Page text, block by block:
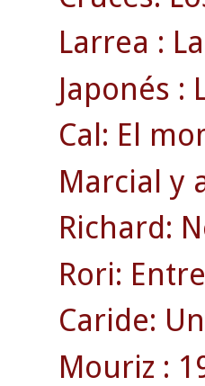
Larrea :
Japonés
Cal: El
Marcial y
Richard:
Rori:
Caride:
Mouriz :